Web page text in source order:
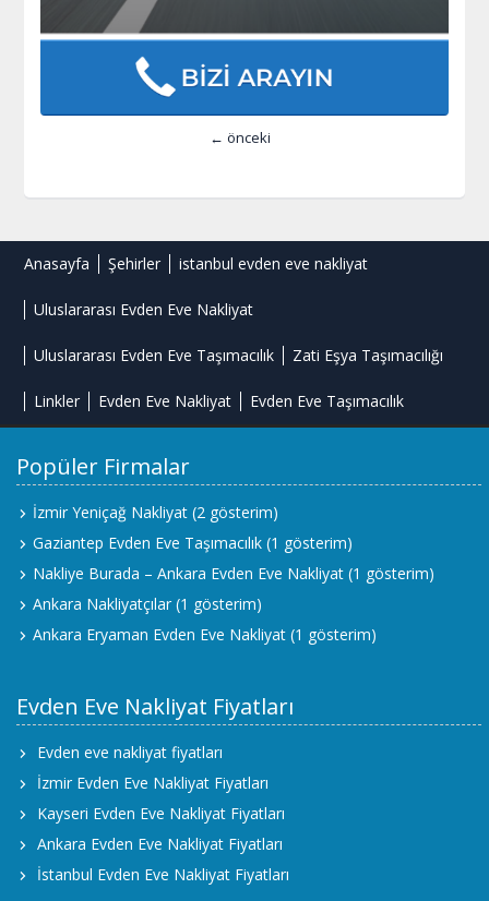
← önceki
Anasayfa Şehirler istanbul evden eve nakliyat
Uluslararası Evden Eve Nakliyat
Uluslararası Evden Eve Taşımacılık Zati Eşya Taşımacılığı
Linkler Evden Eve Nakliyat Evden Eve Taşımacılık
Popüler Firmalar
İzmir Yeniçağ Nakliyat (2 gösterim)
Gaziantep Evden Eve Taşımacılık (1 gösterim)
Nakliye Burada – Ankara Evden Eve Nakliyat (1 gösterim)
Ankara Nakliyatçılar (1 gösterim)
Ankara Eryaman Evden Eve Nakliyat (1 gösterim)
Evden Eve Nakliyat Fiyatları
Evden eve nakliyat fiyatları
İzmir Evden Eve Nakliyat Fiyatları
Kayseri Evden Eve Nakliyat Fiyatları
Ankara Evden Eve Nakliyat Fiyatları
İstanbul Evden Eve Nakliyat Fiyatları